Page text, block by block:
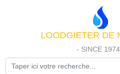
LOODGIETER DE
- SINCE